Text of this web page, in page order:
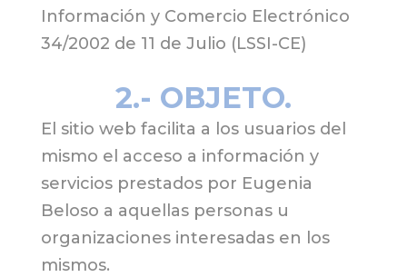
Información y Comercio Electrónico
34/2002 de 11 de Julio (LSSI-CE)
2.- OBJETO.
El sitio web facilita a los usuarios del
mismo el acceso a información y
servicios prestados por Eugenia
Beloso a aquellas personas u
organizaciones interesadas en los
mismos.